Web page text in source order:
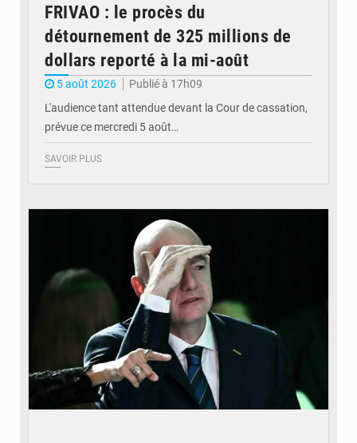
FRIVAO : le procès du
détournement de 325 millions de
dollars reporté à la mi-août
5 août 2026
Publié à 17h09
L'audience tant attendue devant la Cour de cassation,
prévue ce mercredi 5 août…
SAVOIR PLUS